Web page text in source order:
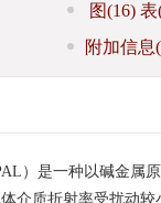
图(16) 表
附加信息
）是一种以碱金属
介质折射率受扰动较